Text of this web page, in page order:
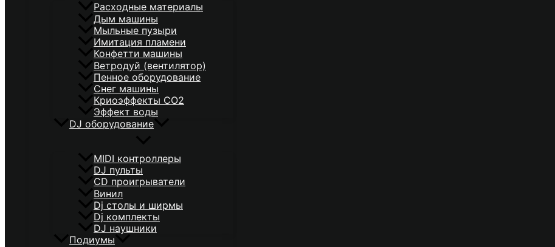
Расходные материалы
Дым машины
Мыльные пузыри
Имитация пламени
Конфетти машины
Ветродуй (вентилятор)
Пенное оборудование
Снег машины
Криоэффекты CO2
Эффект воды
DJ оборудование
MIDI контроллеры
DJ пульты
CD проигрыватели
Винил
Dj столы и ширмы
Dj комплекты
DJ наушники
Подиумы